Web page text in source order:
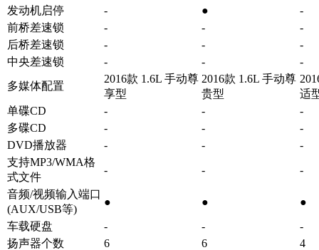
发动机启停
- ●
-
前桥差速锁
- -
-
后桥差速锁
- -
-
中央差速锁
- -
-
多媒体配置
2016款 1.6L 手动尊
享型
2016款 1.6L 手动尊
贵型
适
单碟CD
- -
-
多碟CD
- -
-
DVD播放器
- -
-
支持MP3/WMA格
式文件
- -
-
音频/视频输入端口
(AUX/USB等)
● ●
●
车载硬盘
- -
-
扬声器个数
6 6
4